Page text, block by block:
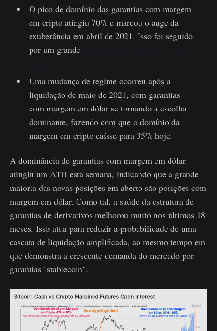
O pico de domínio das garantias com margem
em cripto atingiu 70% e marcou o auge da
exuberância em abril de 2021. Isso foi seguido
por um grande
Uma mudança de regime ocorreu após a
liquidação de maio de 2021, com garantias
com margem em dólar se tornando a escolha
dominante, fazendo com que o domínio da
margem em cripto caísse para 35% hoje.
A dominância de garantias com margem em dólar
atingiu um ATH esta semana, indicando que a grande
maioria das novas posições em aberto são posições com
margem em dólar. Como tal, a saúde da estrutura de
garantias de derivativos melhorou muito nos últimos 18
meses. Isso atua para reduzir a probabilidade de uma
cascata de liquidação amplificada, ao mesmo tempo em
que demonstra a crescente demanda do mercado por
garantias "stablecoin".